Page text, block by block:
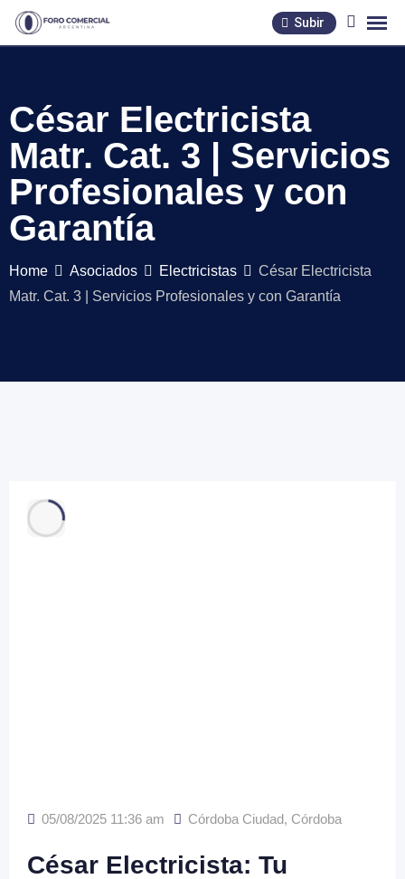
Skip
Subir
César Electricista
Matr. Cat. 3 | Servicios
Profesionales y con
Garantía
Home Asociados Electricistas
César Electricista
Matr. Cat. 3 | Servicios Profesionales y con Garantía
05/08/2025 11:36 am Córdoba Ciudad, Córdoba
César Electricista: Tu